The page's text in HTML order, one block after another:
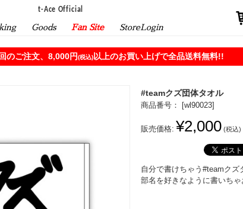
t-Ace Official
Goods Fan Site StoreLogin
のご注文、8,000円(税込) 以上のお買い上げで全品送料無料!!
#teamクズ団体タオル
商品番号： [wl90023]
販売価格: ¥2,000 (税込)
自分で書けちゃう#teamクズ
部名を好きなように書いちゃ